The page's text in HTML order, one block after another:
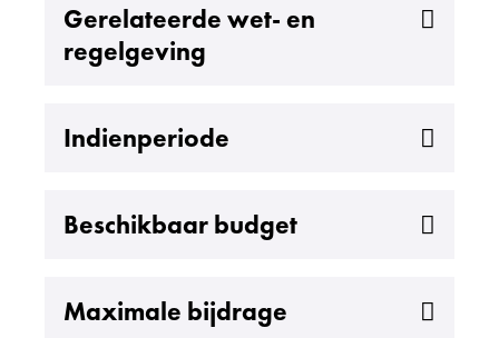
Gerelateerde wet- en
regelgeving
Uitklappen
Indienperiode
Uitklappen
Beschikbaar budget
Uitklappen
Maximale bijdrage
Uitklappen